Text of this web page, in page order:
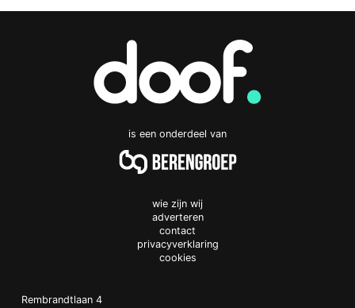
is een onderdeel van
wie zijn wij
adverteren
contact
privacyverklaring
cookies
Doof.nl
work
Rembrandtlaan 4